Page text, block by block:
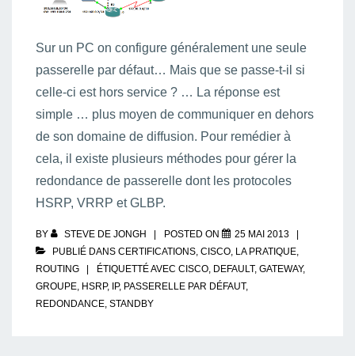
Sur un PC on configure généralement une seule
passerelle par défaut… Mais que se passe-t-il si
celle-ci est hors service ? … La réponse est
simple … plus moyen de communiquer en dehors
de son domaine de diffusion. Pour remédier à
cela, il existe plusieurs méthodes pour gérer la
redondance de passerelle dont les protocoles
HSRP, VRRP et GLBP.
BY STEVE DE JONGH POSTED ON
25 MAI 2013
PUBLIÉ DANS CERTIFICATIONS CISCO LA PRATIQUE
ROUTING
ÉTIQUETTÉ AVEC CISCO DEFAULT, GATEWAY,
GROUPE HSRP, IP, PASSERELLE PAR DÉFAUT,
REDONDANCE STANDBY